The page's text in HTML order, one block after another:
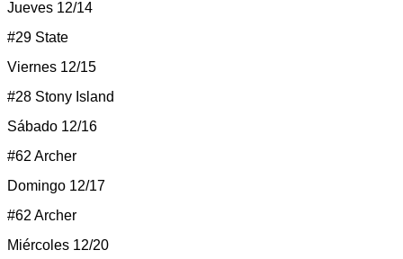
Jueves 12/14
#29 State
Viernes 12/15
#28 Stony Island
Sábado 12/16
#62 Archer
Domingo 12/17
#62 Archer
Miércoles 12/20